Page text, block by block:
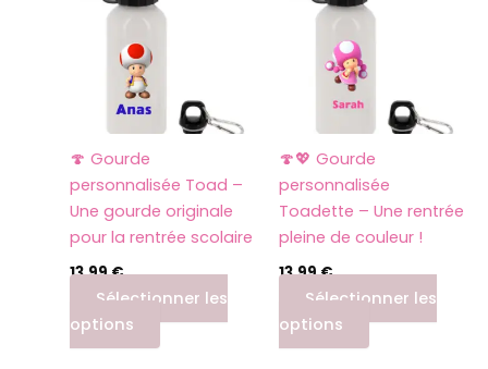
🍄 Gourde
personnalisée Toad –
Une gourde originale
pour la rentrée scolaire
13,99€
Sélectionner les
options
🍄💖 Gourde
personnalisée
Toadette – Une rentrée
pleine de couleur !
13,99€
Sélectionner les
options